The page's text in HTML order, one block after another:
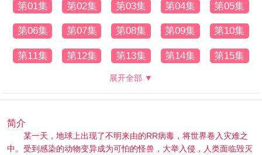
第01集 第02集 第03集 第04集 第05集
第06集 第07集 第08集 第09集 第10集
第11集 第12集 第13集 第14集 第15集
展开全部 ▼
简介
某一天，地球上出现了不明来由的RR病毒，将世界卷入灾难之
中。受到感染的动物变异成为可怕的怪兽，大举入侵，人类面临毁灭